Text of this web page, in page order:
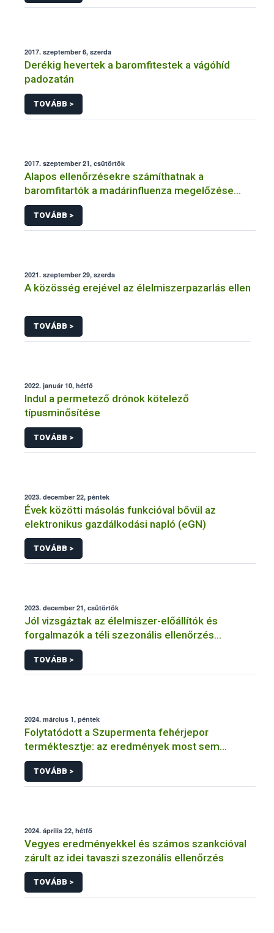
2017. szeptember 6, szerda
Derékig hevertek a baromfitestek a vágóhíd
padozatán
TOVÁBB >
2017. szeptember 21, csütörtök
Alapos ellenőrzésekre számíthatnak a
baromfitartók a madárinfluenza megelőzése
érdekében
TOVÁBB >
2021. szeptember 29, szerda
A közösség erejével az élelmiszerpazarlás ellen
TOVÁBB >
2022. január 10, hétfő
Indul a permetező drónok kötelező
típusminősítése
TOVÁBB >
2023. december 22, péntek
Évek közötti másolás funkcióval bővül az
elektronikus gazdálkodási napló (eGN)
TOVÁBB >
2023. december 21, csütörtök
Jól vizsgáztak az élelmiszer-előállítók és
forgalmazók a téli szezonális ellenőrzés
félidejében
TOVÁBB >
2024. március 1, péntek
Folytatódott a Szupermenta fehérjepor
terméktesztje: az eredmények most sem
felhőtlenek
TOVÁBB >
2024. április 22, hétfő
Vegyes eredményekkel és számos szankcióval
zárult az idei tavaszi szezonális ellenőrzés
TOVÁBB >